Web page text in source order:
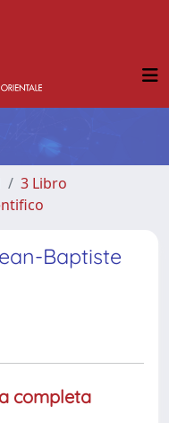
3 Libro
Baptiste
completa